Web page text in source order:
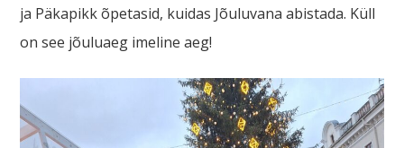
ja Päkapikk õpetasid, kuidas Jõuluvana abistada. Küll
on see jõuluaeg imeline aeg!